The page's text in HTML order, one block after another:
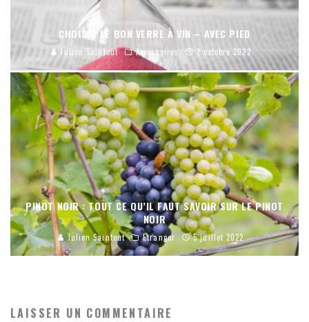
CHOISIR LE BON VERRE À VIN – AVEC PIED
Julien Saintout Accessoires 2 octobre 2022
PINOT NOIR : TOUT CE QU’IL FAUT SAVOIR SUR LE PINOT
NOIR
Julien Saintout Etranger 5 juillet 2022
LAISSER UN COMMENTAIRE